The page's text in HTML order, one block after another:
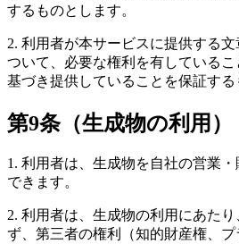
するものとします。
2. 利用者が本サービスに提供する
ついて、必要な権利を有している
基づき提供していることを保証する
第9条（生成物の利用）
1. 利用者は、生成物を自社の営業
できます。
2. 利用者は、生成物の利用にあた
ず、第三者の権利（知的財産権、